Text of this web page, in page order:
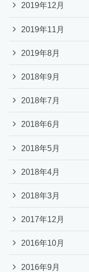
2019年12月
2019年11月
2019年8月
2018年9月
2018年7月
2018年6月
2018年5月
2018年4月
2018年3月
2017年12月
2016年10月
2016年9月